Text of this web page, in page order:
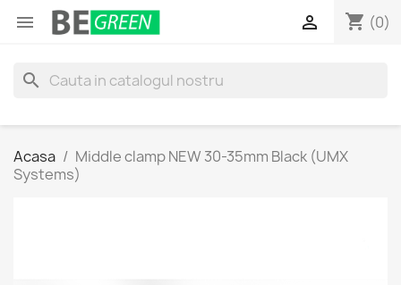
 shopping_cart (0)

search
Acasa
Middle clamp NEW 30-35mm Black (UMX
Systems)